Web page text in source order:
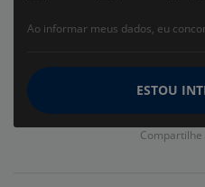
Ao informar meus dados, eu
ESTOU